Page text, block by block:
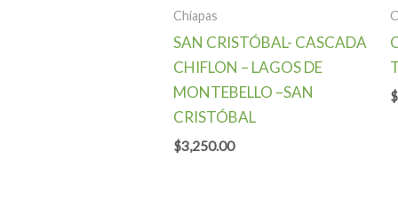
Chiapas
SAN CRISTÓBAL- CASCADA
CHIFLON – LAGOS DE
MONTEBELLO –SAN
CRISTÓBAL
$3,250.00
$